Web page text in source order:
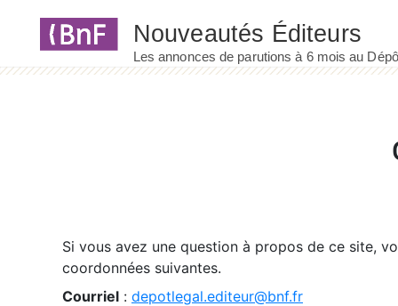
Si vous avez une question à propos de ce site,
coordonnées suivantes.
Courriel : depotlegal.editeur@bnf.fr